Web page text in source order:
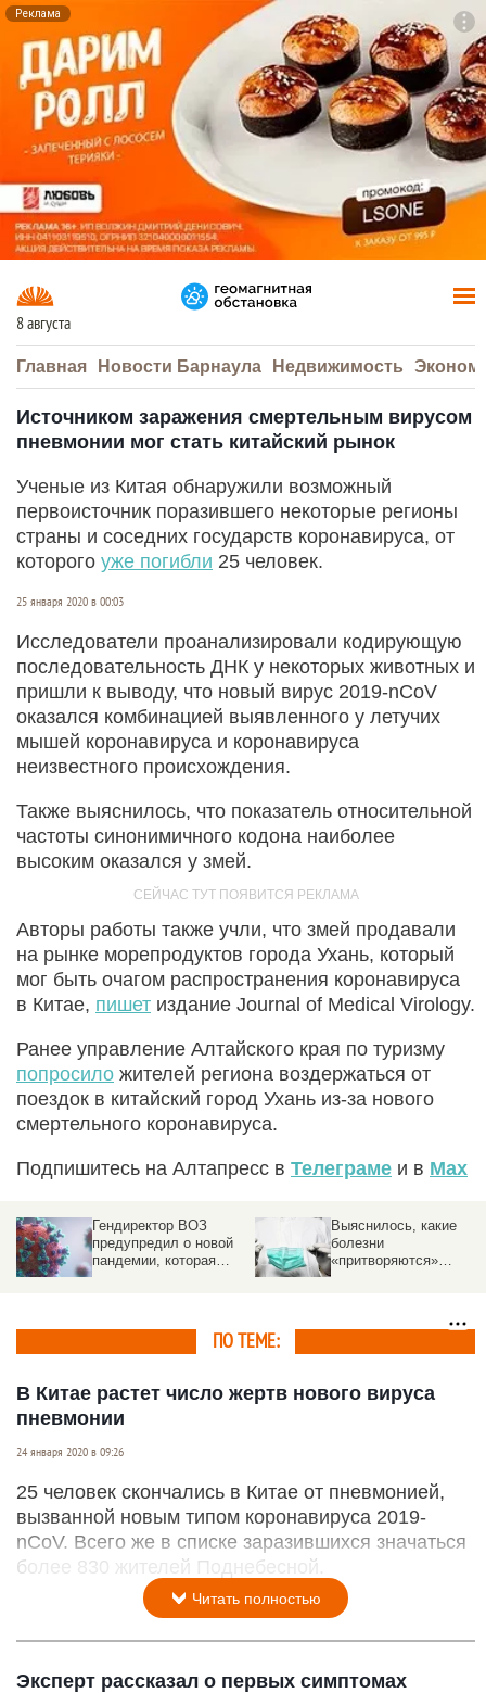
Реклама
8 августа
Главная Новости Барнаула Недвижимость
Источником заражения смертельным вирусом
пневмонии мог стать китайский рынок
Ученые из Китая обнаружили возможный
первоисточник поразившего некоторые регионы
страны и соседних государств коронавируса, от
которого уже погибли 25 человек.
25 января 2020 в 00:03
Исследователи проанализировали кодирующую
последовательность ДНК у некоторых животных и
пришли к выводу, что новый вирус 2019-nCoV
оказался комбинацией выявленного у летучих
мышей коронавируса и коронавируса
неизвестного происхождения.
Также выяснилось, что показатель относительной
частоты синонимичного кодона наиболее
высоким оказался у змей.
Авторы работы также учли, что змей продавали
на рынке морепродуктов города Ухань, который
мог быть очагом распространения коронавируса
в Китае, пишет издание Journal of Medical Virology.
Ранее управление Алтайского края по туризму
попросило жителей региона воздержаться от
поездок в китайский город Ухань из-за нового
смертельного коронавируса.
Подпишитесь на Алтапресс в Телеграме и в Max
Гендиректор ВОЗ
предупредил о новой
пандемии, которая
Выяснилось, какие
болезни
«притворяются»
ПО ТЕМЕ:
В Китае растет число жертв нового вируса
пневмонии
24 января 2020 в 09:26
25 человек скончались в Китае от пневмонией,
вызванной новым типом коронавируса 2019-
nCoV. Всего же в списке заразившихся значаться
более 830 жителей Поднебесной.
Читать полностью
Эксперт рассказал о первых симптомах